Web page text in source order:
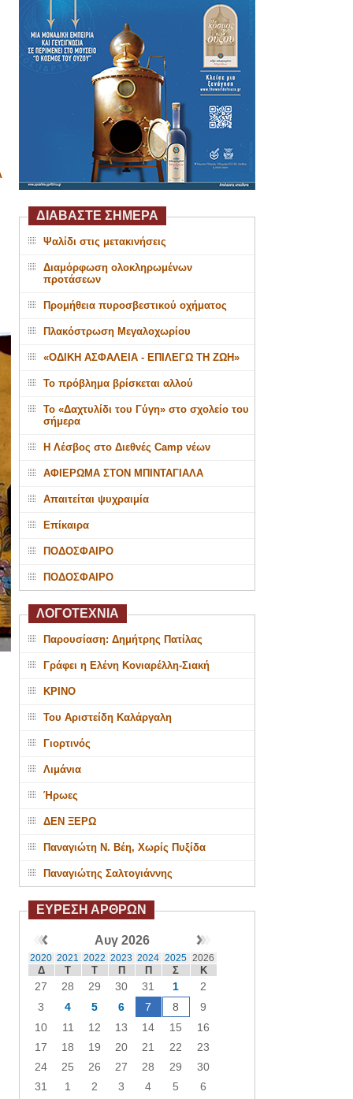
ΔΙΑΒΑΣΤΕ ΣΗΜΕΡΑ
Ψαλίδι στις μετακινήσεις
Διαμόρφωση ολοκληρωμένων
προτάσεων
Προμήθεια πυροσβεστικού οχήματος
Πλακόστρωση Μεγαλοχωρίου
«ΟΔΙΚΗ ΑΣΦΑΛΕΙΑ - ΕΠΙΛΕΓΩ ΤΗ ΖΩΗ»
Το πρόβλημα βρίσκεται αλλού
Το «Δαχτυλίδι του Γύγη» στο σχολείο του
σήμερα
Η Λέσβος στο Διεθνές Camp νέων
ΑΦΙΕΡΩΜΑ ΣΤΟΝ ΜΠΙΝΤΑΓΙΑΛΑ
Απαιτείται ψυχραιμία
Επίκαιρα
ΠΟΔΟΣΦΑΙΡΟ
ΠΟΔΟΣΦΑΙΡΟ
ΛΟΓΟΤΕΧΝΙΑ
Παρουσίαση: Δημήτρης Πατίλας
Γράφει η Ελένη Κονιαρέλλη-Σιακή
ΚΡΙΝΟ
Του Αριστείδη Καλάργαλη
Γιορτινός
Λιμάνια
Ήρωες
ΔΕΝ ΞΕΡΩ
Παναγιώτη Ν. Βέη, Χωρίς Πυξίδα
Παναγιώτης Σαλτογιάννης
ΕΥΡΕΣΗ ΑΡΘΡΩΝ
Αυγ 2026
2020 2021 2022 2023 2024 2025 2026
Δ Τ Τ Π Π Σ Κ
27 28 29 30 31 1
2
3
4 5 6 7 8
9
10
11 12 13 14 15
16
17
18 19 20 21 22
23
24
25 26 27 28 29
30
31
1 2 3 4 5 6